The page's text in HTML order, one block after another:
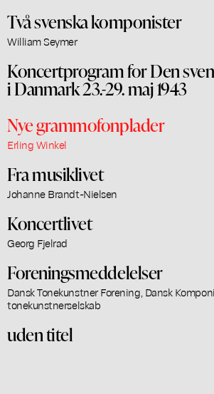
Två svenska komponister
William Seymer
Koncertprogram for Den
i Danmark 23.-29. maj 1943
Nye grammofonplader
Erling Winkel
Fra musiklivet
Johanne Brandt-Nielsen
Koncertlivet
Georg Fjelrad
Foreningsmeddelelser
Dansk Tonekunstner Forening, Dansk
tonekunstnerselskab
uden titel